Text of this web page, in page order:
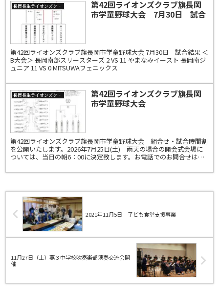
長岡長生ライオンズクラブ
第42回ライオンズクラブ旗長岡
市学童野球大会 7月30日 試合
第42回ライオンズクラブ旗長岡市学童野球大会 7月30日 試合結果 ＜
B大会＞ 長岡南部スリースターズ 2 VS 11 やまなみイースト 長岡南ジ
ュニア 11 VS 0 MITSUWAフェニックス
長岡長生ライオンズクラブ
第42回ライオンズクラブ旗長岡
市学童野球大会
第42回ライオンズクラブ旗長岡市学童野球大会 組合せ・試合時間割
を公開いたします。2026年7月25日(土) 雨天の場合の開会式会場に
ついては、当日の朝6：00に決定致します。お電話でのお問合せは大
2021年11月5日 子ども食堂支援事業
11月27日（土）燕３中学校吹奏楽部演奏交流会開
催